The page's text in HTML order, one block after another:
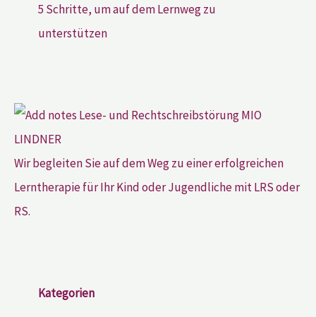
5 Schritte, um auf dem Lernweg zu
unterstützen
Wir begleiten Sie auf dem Weg zu einer erfolgreichen
Lerntherapie für Ihr Kind oder Jugendliche mit LRS oder
RS.
Kategorien